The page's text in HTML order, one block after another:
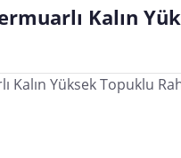
Kalın